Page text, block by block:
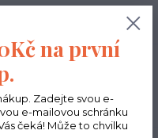
0,00 Kč
na první
Zadejte svou e-
e-mailovou schránku
čeká! Může to chvilku